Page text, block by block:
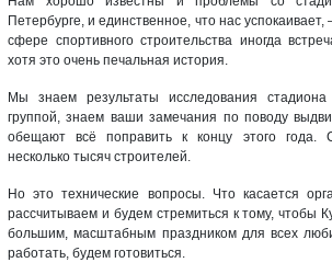
Петербурге, и единственное, что нас успокаивает,
сфере спортивного строительства иногда
хотя это очень печальная история.
Мы знаем результаты исследования
группой, знаем ваши замечания по поводу
обещают всё поправить к концу этого года.
несколько тысяч строителей.
Но это технические вопросы. Что касается
рассчитываем и будем стремиться к тому, чтобы
большим, масштабным праздником для всех
работать, будем готовиться.